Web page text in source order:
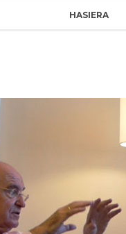
HASIERA